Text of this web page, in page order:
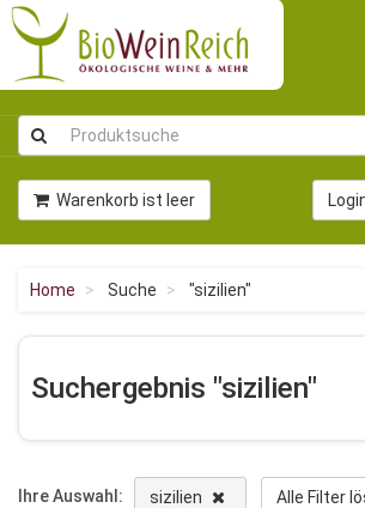
Warenkorb ist leer
Home Suche "sizilien"
Suchergebnis "sizilien"
Ihre Auswahl: sizilien Alle Filter